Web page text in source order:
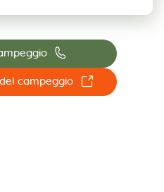
📞
campeggio ☐